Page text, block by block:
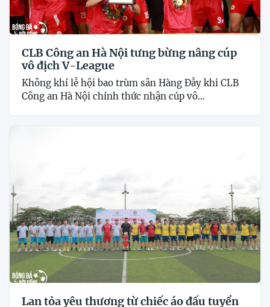
CLB Công an Hà Nội tưng bừng nâng cúp
vô địch V-League
Không khí lễ hội bao trùm sân Hàng Đẫy khi CLB
Công an Hà Nội chính thức nhận cúp vô...
Lan tỏa yêu thương từ chiếc áo đấu tuyển